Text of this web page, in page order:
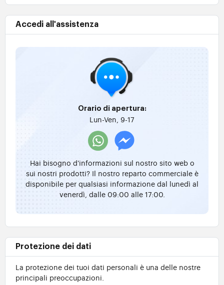
Accedi all'assistenza
Orario di apertura:
Lun-Ven, 9-17
Hai bisogno d'informazioni sul nostro sito web o
sui nostri prodotti? Il nostro reparto commerciale è
disponibile per qualsiasi informazione dal lunedì al
venerdì, dalle 09:00 alle 17:00.
Protezione dei dati
La protezione dei tuoi dati personali è una delle nostre
principali preoccupazioni.